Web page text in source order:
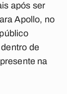
após ser
Apollo, no
de
na